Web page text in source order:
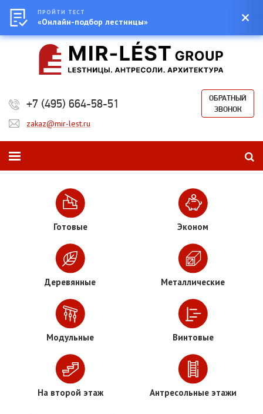
ЕкатеринбургКазаньНовосибирск
Петербург
Сумма:
+7 (495) 664-58-51
ОБРАТНЫЙ
ЗВОНОК
zakaz@mir-lest.ru
Готовые Эконом
Деревянные Металлические
Модульные Винтовые
На второй этаж Антресольные этажи
ПРОЙТИ ТЕСТ
«Онлайн-подбор лестницы»